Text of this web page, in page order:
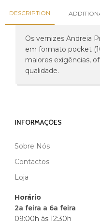
DESCRIPTION
Os vernizes Andreia
em formato pocket
maiores exigências,
qualidade.
INFORMAÇÕES
Sobre Nós
Contactos
Loja
Horário
2a feira a 6a feira
09:00h às 12:30h